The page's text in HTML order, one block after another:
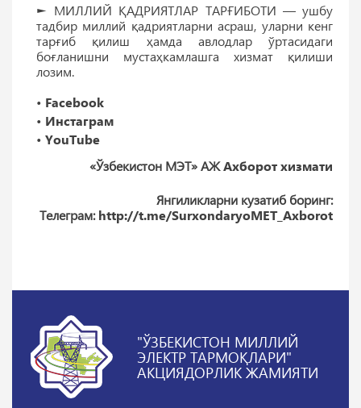
► МИЛЛИЙ ҚАДРИЯТЛАР ТАРҒИБОТИ — ушбу
тадбир миллий қадриятларни асраш, уларни кенг
тарғиб қилиш ҳамда авлодлар ўртасидаги
боғланишни мустаҳкамлашга хизмат қилиши
лозим.
• Facebook
• Инстаграм
• YouTube
«Ўзбекистон МЭТ» АЖАхборот хизмати
Янгиликларни кузатиб боринг:
Телеграм: http://t.me/SurxondaryoMET_Axborot
"ЎЗБЕКИСТОН МИЛЛИЙ
ЭЛЕКТР ТАРМОҚЛАРИ"
АКЦИЯДОРЛИК ЖАМИЯТИ